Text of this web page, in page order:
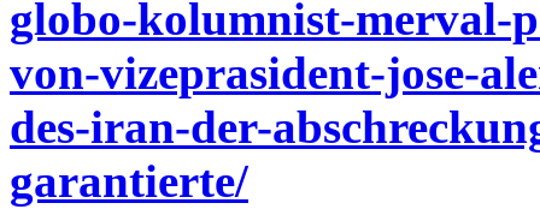
globo-kolumnist-merval-
von-vizeprasident-jose-
des-iran-der-
garantierte/